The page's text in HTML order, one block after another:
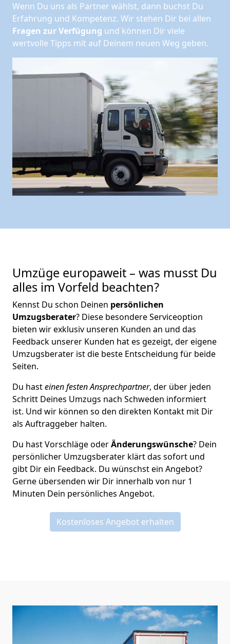
Wenn Du uns als Partner wählst, dann buchst Du
Erfahrung und Kompetenz. Wir stehen Dir bei allen
Fragen zur Verfügung und können Dir viele
wertvolle Tipps mit auf Deinem neuen Weg geben.
Umzüge europaweit – was musst Du
alles im Vorfeld beachten?
Kennst Du schon Deinen persönlichen
Umzugsberater? Diese besondere Serviceoption
bieten wir exklusiv unseren Kunden an und das
Feedback unserer Kunden hat es gezeigt, der eigene
Umzugsberater ist die beste Entscheidung für beide
Seiten.
Du hasteinen festen Ansprechpartner, der über jeden
Schritt Deines Umzugs nach Schweden informiert
ist. Und wir können so den direkten Kontakt mit Dir
als Auftraggeber halten.
Du hast Vorschläge oderÄnderungswünsche? Dein
persönlicher Umzugsberater klärt das sofort und
gibt Dir ein Feedback. Du wünschst ein Angebot?
Gerne übersenden wir Dir innerhalb von nur 1
Minuten Dein persönliches Angebot.
Kostenloses Angebot erhalten